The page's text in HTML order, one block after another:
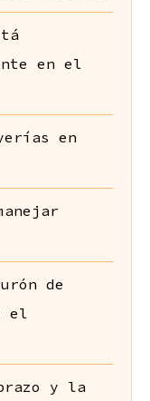
en el
en
de
el
y la